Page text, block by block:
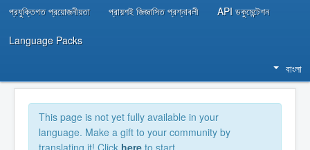
প্রযুক্তিগত প্রয়োজনীয়তা প্রায়শই জিজ্ঞাসিত প্রশ্নাবলী API ডকুমেন্টেশন
Language Packs
বাংলা
This page is not yet fully available in your
language. Make a gift to your community by
translating it! Click here to start.